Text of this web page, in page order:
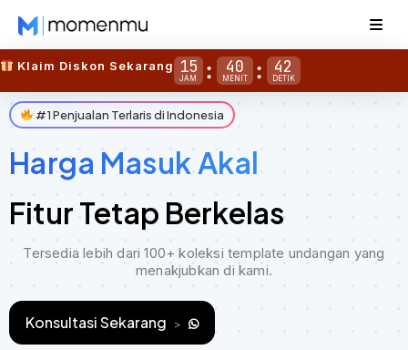
Klaim Diskon Sekarang 15
JAM
40
MENIT
41
DETIK
#1 Penjualan Terlaris di Indonesia
Harga Masuk Akal
Fitur Tetap Berkelas
Tersedia lebih dari 100+ koleksi template undangan yang
menakjubkan di kami.
Konsultasi Sekarang >